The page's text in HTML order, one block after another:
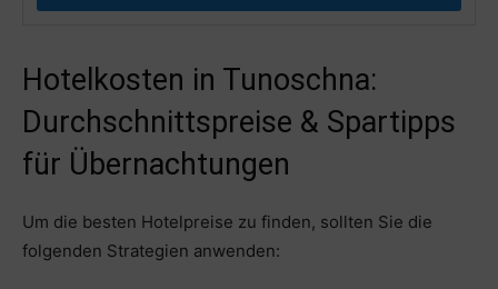
Hotelkosten in Tunoschna:
Durchschnittspreise & Spartipps
für Übernachtungen
Um die besten Hotelpreise zu finden, sollten Sie die
folgenden Strategien anwenden: